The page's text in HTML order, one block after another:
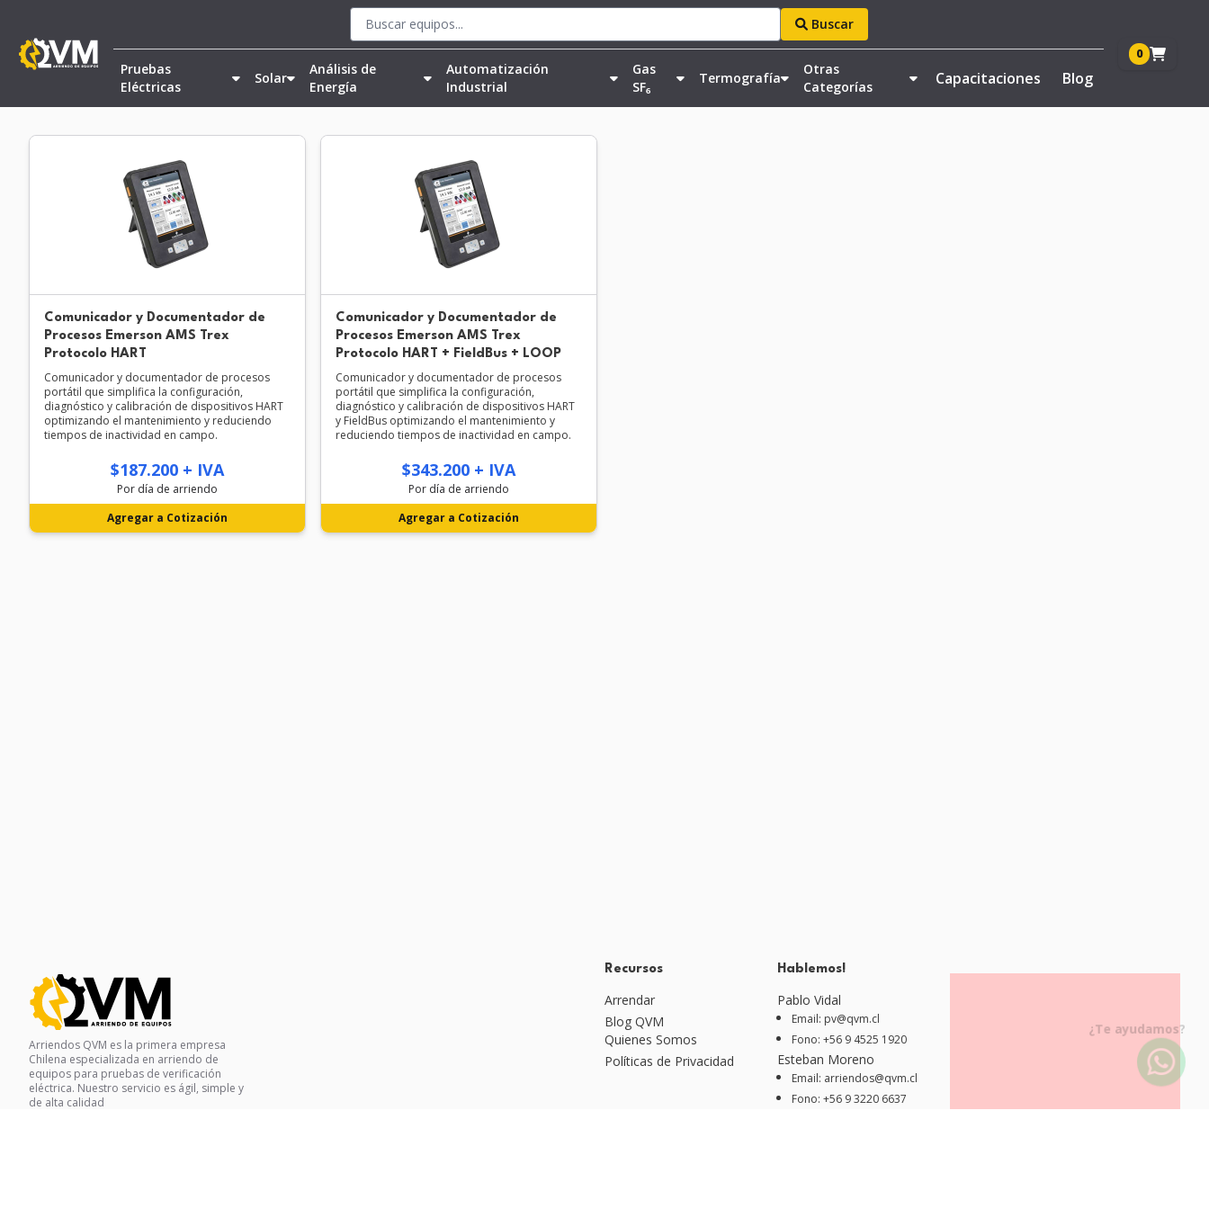
Buscar
0
Pruebas
Eléctricas
Solar
Análisis de
Energía
Automatización
Industrial
Gas
SF₆
Termografía
Otras
Categorías
Capacitaciones Blog
¿Te ayudamos?
Comunicador y Documentador de
Procesos Emerson AMS Trex
Protocolo HART
Comunicador y documentador de procesos
portátil que simplifica la configuración,
diagnóstico y calibración de dispositivos HART
optimizando el mantenimiento y reduciendo
tiempos de inactividad en campo.
$187.200 + IVA
Por día de arriendo
Agregar a Cotización
Comunicador y Documentador de
Procesos Emerson AMS Trex
Protocolo HART + FieldBus + LOOP
Comunicador y documentador de procesos
portátil que simplifica la configuración,
diagnóstico y calibración de dispositivos HART
y FieldBus optimizando el mantenimiento y
reduciendo tiempos de inactividad en campo.
$343.200 + IVA
Por día de arriendo
Agregar a Cotización
Arriendos QVM es la primera empresa
Chilena especializada en arriendo de
equipos para pruebas de verificación
eléctrica. Nuestro servicio es ágil, simple y
de alta calidad
Recursos
Arrendar
Blog QVM
Quienes Somos
Políticas de Privacidad
Hablemos!
Pablo Vidal
Email: pv@qvm.cl
Fono: +56 9 4525 1920
Esteban Moreno
Email: arriendos@qvm.cl
Fono: +56 9 3220 6637